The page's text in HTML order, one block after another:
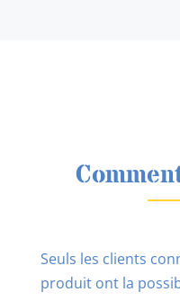
Seuls les clients
produit ont la